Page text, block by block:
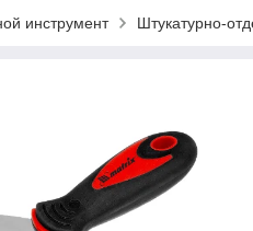
инструмент Штукатурно-